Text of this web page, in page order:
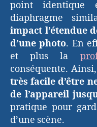
point identique
diaphragme
impact l’étendue
d’une photo. En
et plus la
conséquente.
très facile d’être
de l’appareil
pratique pour
d’une scène.